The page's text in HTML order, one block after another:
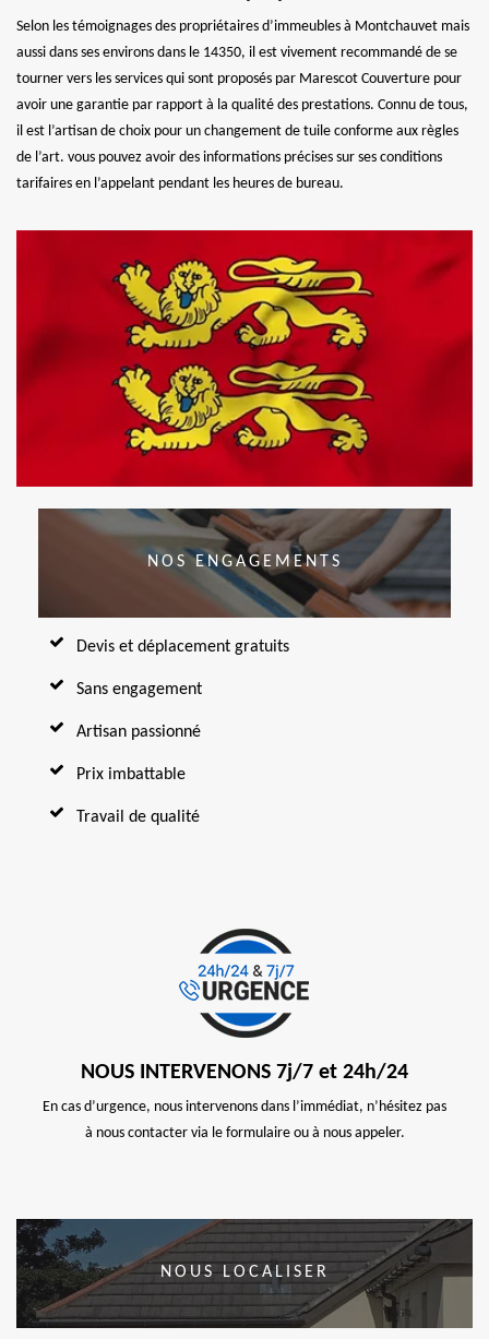
Selon les témoignages des propriétaires d’immeubles à Montchauvet mais
aussi dans ses environs dans le 14350, il est vivement recommandé de se
tourner vers les services qui sont proposés par Marescot Couverture pour
avoir une garantie par rapport à la qualité des prestations. Connu de tous,
il est l’artisan de choix pour un changement de tuile conforme aux règles
de l’art. vous pouvez avoir des informations précises sur ses conditions
tarifaires en l’appelant pendant les heures de bureau.
NOS ENGAGEMENTS
Devis et déplacement gratuits
Sans engagement
Artisan passionné
Prix imbattable
Travail de qualité
NOUS INTERVENONS 7j/7 et 24h/24
En cas d’urgence, nous intervenons dans l’immédiat, n’hésitez pas
à nous contacter via le formulaire ou à nous appeler.
NOUS LOCALISER